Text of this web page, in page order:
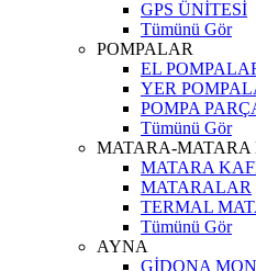
GPS ÜNİTESİ
Tümünü Gör
POMPALAR
EL
YER
POMPA
Tümünü Gör
MATARA-MATARA
MATARA
MATARALAR
TERMAL
Tümünü Gör
AYNA
GİDONA